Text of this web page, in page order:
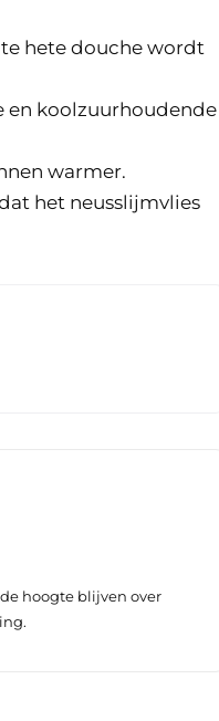
te hete douche wordt
en koolzuurhoudende
warmer.
het neusslijmvlies
hoogte blijven over